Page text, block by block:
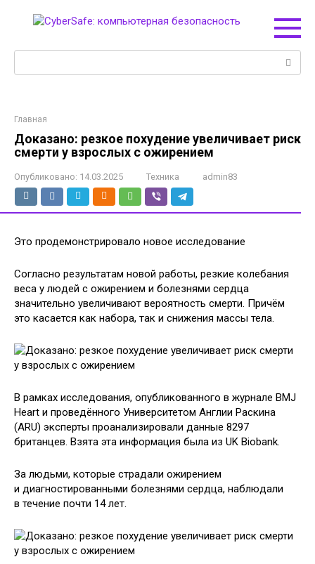
Главная
Доказано: резкое похудение увеличивает риск
смерти у взрослых с ожирением
Опубликовано: 14.03.2025 Техника admin83
Это продемонстрировало новое исследование
Согласно результатам новой работы, резкие колебания
веса у людей с ожирением и болезнями сердца
значительно увеличивают вероятность смерти. Причём
это касается как набора, так и снижения массы тела.
В рамках исследования, опубликованного в журнале BMJ
Heart и проведённого Университетом Англии Раскина
(ARU) эксперты проанализировали данные 8297
британцев. Взята эта информация была из UK Biobank.
За людьми, которые страдали ожирением
и диагностированными болезнями сердца, наблюдали
в течение почти 14 лет.